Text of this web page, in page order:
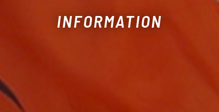
INFORMATION